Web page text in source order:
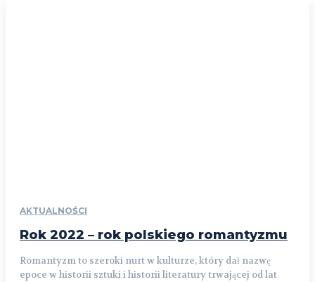
AKTUALNOŚCI
Rok 2022 – rok polskiego romantyzmu
Romantyzm to szeroki nurt w kulturze, który dał nazwę
epoce w historii sztuki i historii literatury trwającej od lat